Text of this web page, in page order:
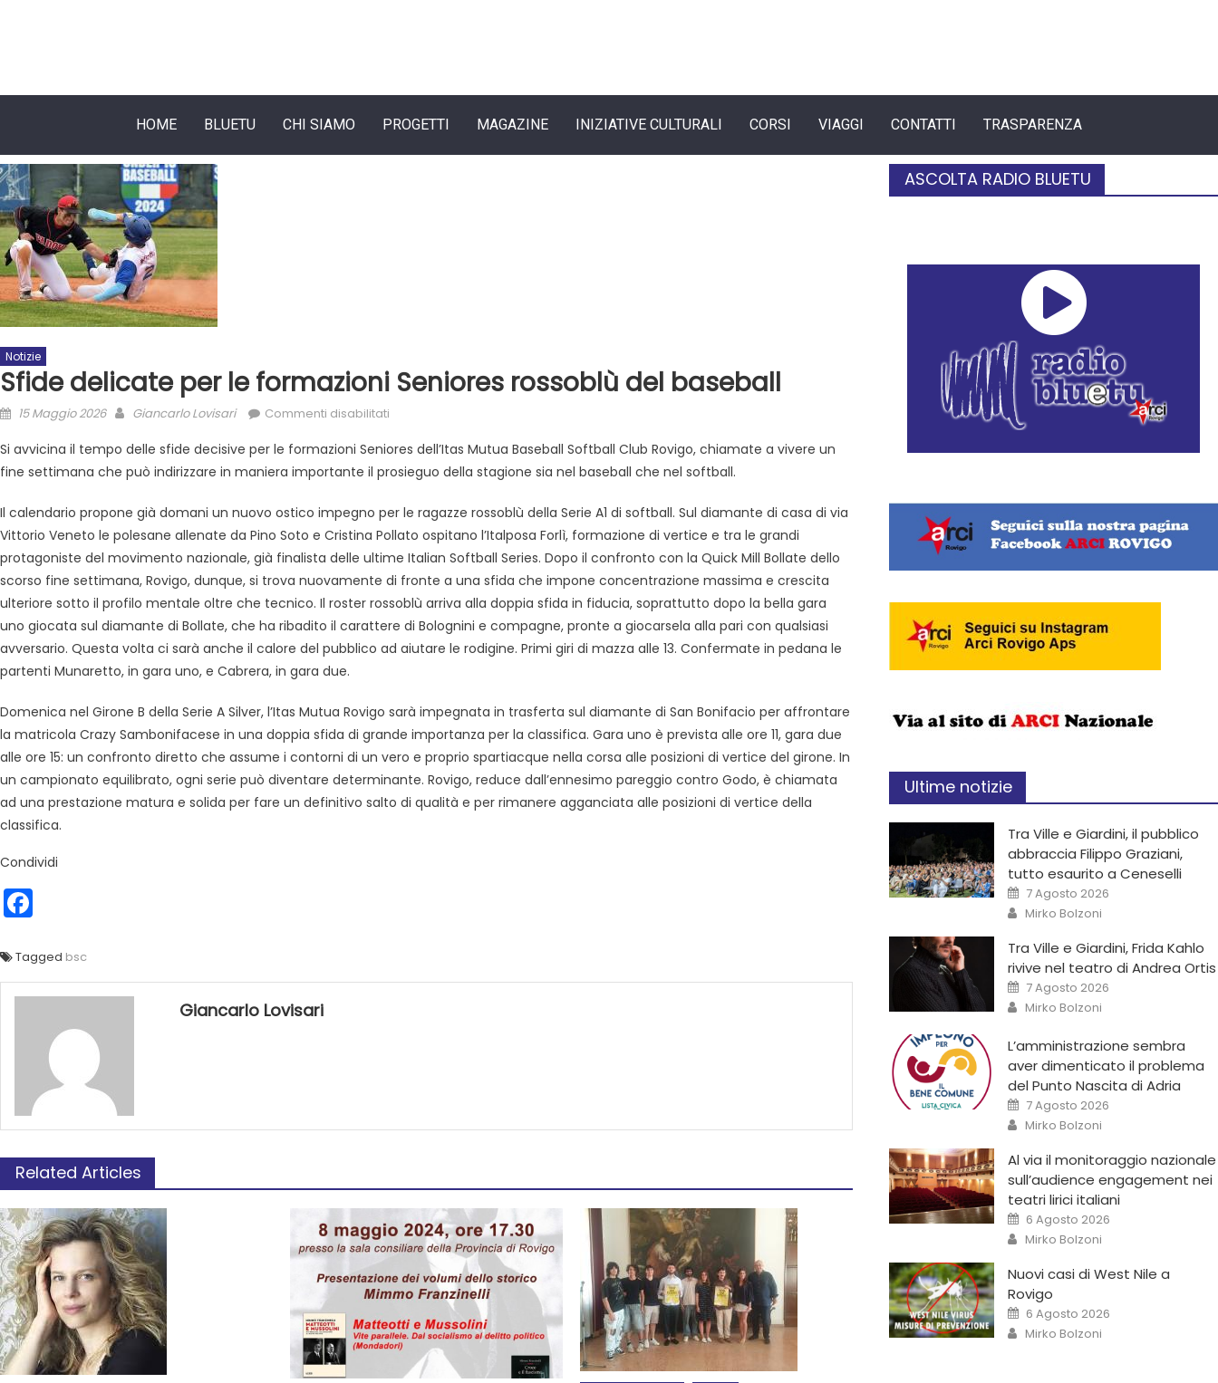
HOME BLUETU CHI SIAMO PROGETTI MAGAZINE INIZIATIVE CULTURALI CORSI VIAGGI CONTATTI TRASPARENZA
Notizie
Sfide delicate per le formazioni Seniores rossoblù del baseball
15 Maggio 2026 Giancarlo Lovisari Commenti disabilitati
Si avvicina il tempo delle sfide decisive per le formazioni Seniores dell’Itas Mutua Baseball Softball Club Rovigo, chiamate a vivere un
fine settimana che può indirizzare in maniera importante il prosieguo della stagione sia nel baseball che nel softball.
Il calendario propone già domani un nuovo ostico impegno per le ragazze rossoblù della Serie A1 di softball. Sul diamante di casa di via
Vittorio Veneto le polesane allenate da Pino Soto e Cristina Pollato ospitano l’Italposa Forlì, formazione di vertice e tra le grandi
protagoniste del movimento nazionale, già finalista delle ultime Italian Softball Series. Dopo il confronto con la Quick Mill Bollate dello
scorso fine settimana, Rovigo, dunque, si trova nuovamente di fronte a una sfida che impone concentrazione massima e crescita
ulteriore sotto il profilo mentale oltre che tecnico. Il roster rossoblù arriva alla doppia sfida in fiducia, soprattutto dopo la bella gara
uno giocata sul diamante di Bollate, che ha ribadito il carattere di Bolognini e compagne, pronte a giocarsela alla pari con qualsiasi
avversario. Questa volta ci sarà anche il calore del pubblico ad aiutare le rodigine. Primi giri di mazza alle 13. Confermate in pedana le
partenti Munaretto, in gara uno, e Cabrera, in gara due.
Domenica nel Girone B della Serie A Silver, l’Itas Mutua Rovigo sarà impegnata in trasferta sul diamante di San Bonifacio per affrontare
la matricola Crazy Sambonifacese in una doppia sfida di grande importanza per la classifica. Gara uno è prevista alle ore 11, gara due
alle ore 15: un confronto diretto che assume i contorni di un vero e proprio spartiacque nella corsa alle posizioni di vertice del girone. In
un campionato equilibrato, ogni serie può diventare determinante. Rovigo, reduce dall’ennesimo pareggio contro Godo, è chiamata
ad una prestazione matura e solida per fare un definitivo salto di qualità e per rimanere agganciata alle posizioni di vertice della
classifica.
Condividi
Tagged bsc
Giancarlo Lovisari
Related Articles
ASCOLTA RADIO BLUETU
Ultime notizie
Tra Ville e Giardini, il pubblico
abbraccia Filippo Graziani,
tutto esaurito a Ceneselli
7 Agosto 2026
Mirko Bolzoni
Tra Ville e Giardini, Frida Kahlo
rivive nel teatro di Andrea Ortis
7 Agosto 2026
Mirko Bolzoni
L’amministrazione sembra
aver dimenticato il problema
del Punto Nascita di Adria
7 Agosto 2026
Mirko Bolzoni
Al via il monitoraggio nazionale
sull’audience engagement nei
teatri lirici italiani
6 Agosto 2026
Mirko Bolzoni
Nuovi casi di West Nile a
Rovigo
6 Agosto 2026
Mirko Bolzoni